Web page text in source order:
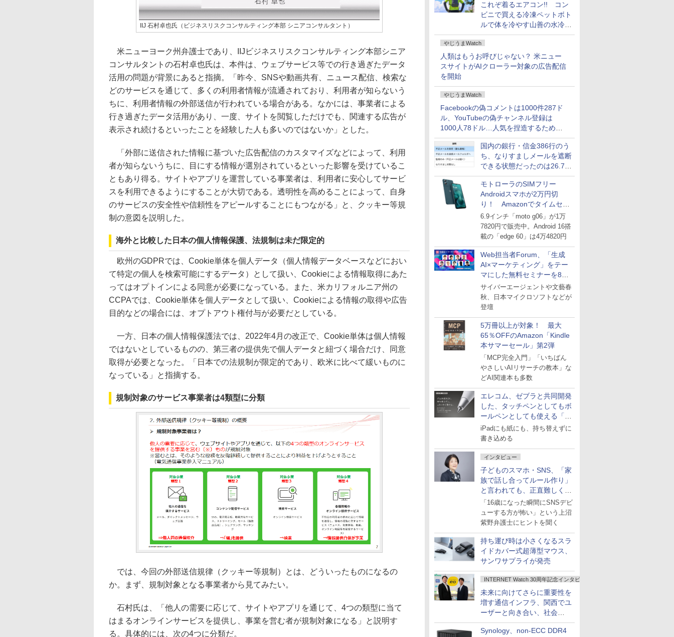
これぞ着るエアコン!! コン
ビニで買える冷凍ペットボト
ルで体を冷やす山善の水冷ベ
ストがロードバイクにちょう
どいい【ぼっち・ざ・ろー
ど！その14】
やじうまWatch
人類はもうお呼びじゃない？ 米ニュー
スサイトがAIクローラー対象の広告配信
を開始
やじうまWatch
Facebookの偽コメントは1000件287ド
ル、YouTubeの偽チャンネル登録は
1000人78ドル…人気を捏造するための
価格リストが公開中
国内の銀行・信金386行のう
ち、なりすましメールを遮断
できる状態だったのは26.7％
にとどまる～GMOブランド
セキュリティ調査
モトローラのSIMフリー
Androidスマホが2万円切
り！ Amazonでタイムセー
ル
6.9インチ「moto g06」が1万
7820円で販売中。Android 16搭
載の「edge 60」は4万4820円
Web担当者Forum、「生成
AI×マーケティング」をテー
マにした無料セミナーを8月
27日にオンライン開催
サイバーエージェントや文藝春
秋、日本マイクロソフトなどが
登壇
5万冊以上が対象！ 最大
65％OFFのAmazon「Kindle
本サマーセール」第2弾
「MCP完全入門」「いちばん
やさしいAIリサーチの教本」な
どAI関連本も多数
エレコム、ゼブラと共同開発
した、タッチペンとしてもボ
ールペンとしても使える「ス
タイラスツーウェイ」発売
iPadにも紙にも、持ち替えずに
書き込める
インタビュー
子どものスマホ・SNS、「家
族で話し合ってルール作り」
と言われても、正直難しくな
いですか？
「16歳になった瞬間にSNSデビ
ューする方が怖い」という上沼
紫野弁護士にヒントを聞く
持ち運び時は小さくなるスラ
イドカバー式超薄型マウス、
サンワサプライが発売
INTERNET Watch 30周年記念インタビュー
未来に向けてさらに重要性を
増す通信インフラ、関西でユ
ーザーと向き合い、社会
の“あたらしい”を起動し続け
る～オプテージ
Synology、non-ECC DDR4
IIJ 石村卓也氏（ビジネスリスクコンサルティング本部 シニアコンサルタント）
米ニューヨーク州弁護士であり、IIJビジネスリスクコンサルティング本部シニア
コンサルタントの石村卓也氏は、本件は、ウェブサービス等での行き過ぎたデータ
活用の問題が背景にあると指摘。「昨今、SNSや動画共有、ニュース配信、検索な
どのサービスを通じて、多くの利用者情報が流通されており、利用者が知らないう
ちに、利用者情報の外部送信が行われている場合がある。なかには、事業者による
行き過ぎたデータ活用があり、一度、サイトを閲覧しただけでも、関連する広告が
表示され続けるといったことを経験した人も多いのではないか」とした。
「外部に送信された情報に基づいた広告配信のカスタマイズなどによって、利用
者が知らないうちに、目にする情報が選別されているといった影響を受けているこ
ともあり得る。サイトやアプリを運営している事業者は、利用者に安心してサービ
スを利用できるようにすることが大切である。透明性を高めることによって、自身
のサービスの安全性や信頼性をアピールすることにもつながる」と、クッキー等規
制の意図を説明した。
海外と比較した日本の個人情報保護、法規制は未だ限定的
欧州のGDPRでは、Cookie単体を個人データ（個人情報データベースなどにおい
て特定の個人を検索可能にするデータ）として扱い、Cookieによる情報取得にあた
ってはオプトインによる同意が必要になっている。また、米カリフォルニア州の
CCPAでは、Cookie単体を個人データとして扱い、Cookieによる情報の取得や広告
目的などの場合には、オプトアウト権付与が必要だとしている。
一方、日本の個人情報保護法では、2022年4月の改正で、Cookie単体は個人情報
ではないとしているものの、第三者の提供先で個人データと紐づく場合だけ、同意
取得が必要となった。「日本での法規制が限定的であり、欧米に比べて緩いものに
なっている」と指摘する。
規制対象のサービス事業者は4類型に分類
では、今回の外部送信規律（クッキー等規制）とは、どういったものになるの
か。まず、規制対象となる事業者から見てみたい。
石村氏は、「他人の需要に応じて、サイトやアプリを通じて、4つの類型に当て
はまるオンラインサービスを提供し、事業を営む者が規制対象になる」と説明す
る。具体的には、次の4つに分類だ。